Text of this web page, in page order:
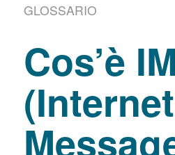
GLOSSARIO
Cos’è
(Internet